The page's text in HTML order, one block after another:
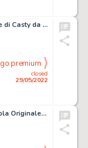
Topolino 3429 - Tavola originale di Casty da â€œIo sono macchia neraâ€ a matita - Size: 32 x 24 cm. - (2021)
closed
29/05/2022
go premium
Tex n. 415 - Fabio Civitelli - Tavola Originale "Delitto nel porto" - Page volante - Exemplaire unique - (1995)